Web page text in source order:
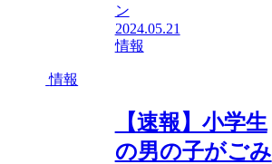
ン
2024.05.21
情報
情報
【速報】小学生
の男の子がごみ